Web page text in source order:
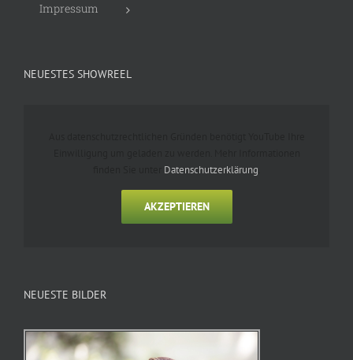
Impressum
NEUESTES SHOWREEL
Datenschutzerklärung
AKZEPTIEREN
NEUESTE BILDER